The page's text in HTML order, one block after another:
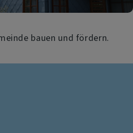
bauen und fördern.